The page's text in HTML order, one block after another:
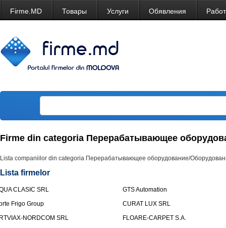
Firme.MD Товары Услуги Обявления
Firme din categoria Перерабатывающее
Lista companiilor din categoria Перерабатывающее оборудование/
Lista firmelor
CLASIC SRL
GTS Automation
Frigo Group
CURAT LUX SRL
NORDCOM SRL
FLOARE-CARPET S.A.